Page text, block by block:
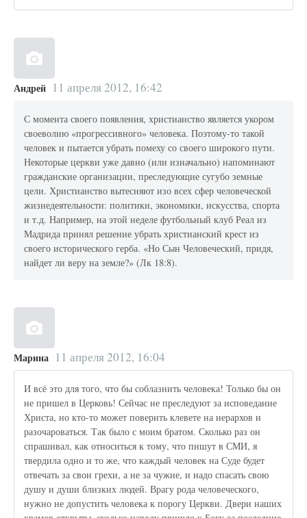
Андрей 11 апреля 2012, 16:42
С момента своего появления, христианство является укором
своеволию «прогрессивного» человека. Поэтому-то такой
человек и пытается убрать помеху со своего широкого пути.
Некоторые церкви уже давно (или изначально) напоминают
гражданские организации, преследующие сугубо земные
цели. Христианство вытесняют изо всех сфер человеческой
жизнедеятельности: политики, экономики, искусства, спорта
и т.д. Например, на этой неделе футбольный клуб Реал из
Мадрида принял решение убрать христианский крест из
своего исторического герба. «Но Сын Человеческий, придя,
найдет ли веру на земле?» (Лк 18:8).
Марина 11 апреля 2012, 16:04
И всё это для того, что бы соблазнить человека! Только бы он
не пришел в Церковь! Сейчас не преследуют за исповедание
Христа, но кто-то может поверить клевете на иерархов и
разочароваться. Так было с моим братом. Сколько раз он
спрашивал, как относиться к тому, что пишут в СМИ, я
твердила одно и то же, что каждый человек на Суде будет
отвечать за свои грехи, а не за чужие, и надо спасать свою
душу и души близких людей. Врагу рода человеческого,
нужно не допустить человека к порогу Церкви. Двери наших